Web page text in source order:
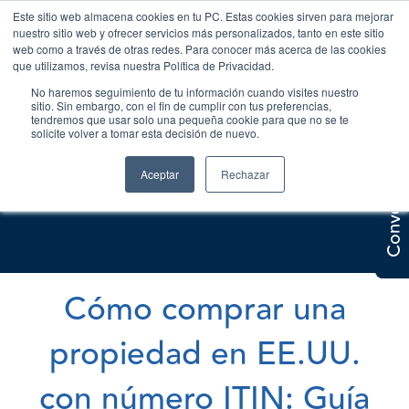
Este sitio web almacena cookies en tu PC. Estas cookies sirven para mejorar
nuestro sitio web y ofrecer servicios más personalizados, tanto en este sitio
web como a través de otras redes. Para conocer más acerca de las cookies
que utilizamos, revisa nuestra Política de Privacidad.
No haremos seguimiento de tu información cuando visites nuestro
sitio. Sin embargo, con el fin de cumplir con tus preferencias,
tendremos que usar solo una pequeña cookie para que no se te
solicite volver a tomar esta decisión de nuevo.
Aceptar Rechazar
Cómo comprar una
propiedad en EE.UU.
con número ITIN: Guía
Conversemos